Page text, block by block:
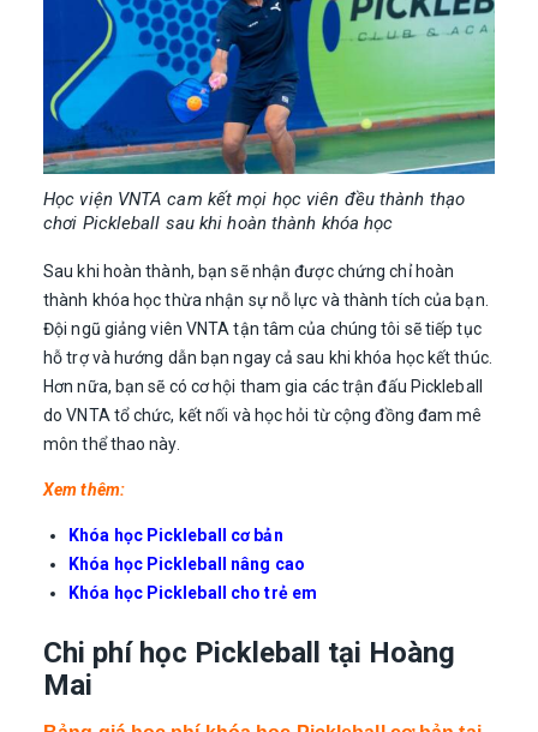
Học viện VNTA cam kết mọi học viên đều thành thạo
chơi Pickleball sau khi hoàn thành khóa học
Sau khi hoàn thành, bạn sẽ nhận được chứng chỉ hoàn
thành khóa học thừa nhận sự nỗ lực và thành tích của bạn.
Đội ngũ giảng viên VNTA tận tâm của chúng tôi sẽ tiếp tục
hỗ trợ và hướng dẫn bạn ngay cả sau khi khóa học kết thúc.
Hơn nữa, bạn sẽ có cơ hội tham gia các trận đấu Pickleball
do VNTA tổ chức, kết nối và học hỏi từ cộng đồng đam mê
môn thể thao này.
Xem thêm:
Khóa học Pickleball cơ bản
Khóa học Pickleball nâng cao
Khóa học Pickleball cho trẻ em
Chi phí học Pickleball tại Hoàng
Mai